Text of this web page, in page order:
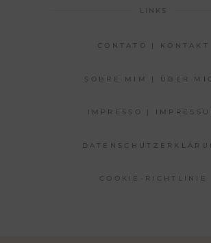
LINKS
CONTATO | KONTAKT
SOBRE MIM | ÜBER
IMPRESSO |
COOKIE-RICHTLINIE